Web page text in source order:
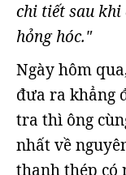
chi tiết sau khi
hỏng hóc."
Ngày hôm
đưa ra khẳng
tra thì ông
nhất về
thanh thép có